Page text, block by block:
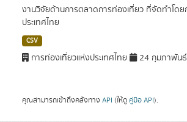
งานวิจัยด้านการตลาดการท่องเที่ยว ที่จัดทำโดย
ประเทศไทย
CSV
การท่องเที่ยวแห่งประเทศไทย 24 กุมภาพัน
คุณสามารถเข้าถึงคลังทาง API (ให้ดู คู่มือ API).